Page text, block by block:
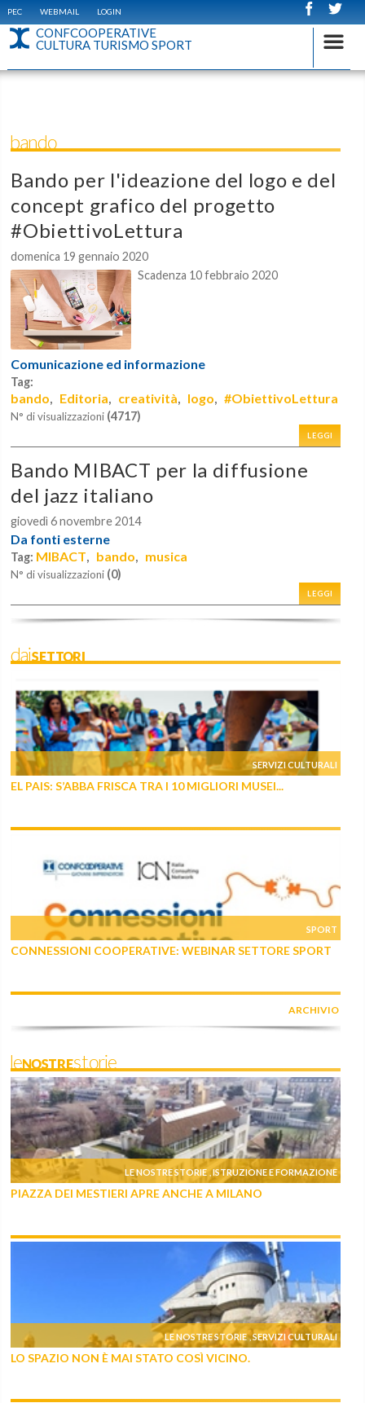
PEC WEBMAIL LOGIN
CONFCOOPERATIVE
CULTURA TURISMO SPORT
bando
Bando per l'ideazione del logo e del
concept grafico del progetto
#ObiettivoLettura
domenica 19 gennaio 2020
Scadenza 10 febbraio 2020
Comunicazione ed informazione
Tag:
bando, Editoria, creatività, logo,#ObiettivoLettura
N° di visualizzazioni (4717)
LEGGI
Bando MIBACT per la diffusione
del jazz italiano
giovedì 6 novembre 2014
Da fonti esterne
Tag: MIBACT, bando, musica
N° di visualizzazioni (0)
LEGGI
daiSETTORI
SERVIZI CULTURALI
EL PAIS: S’ABBA FRISCA TRA I 10 MIGLIORI MUSEI...
SPORT
CONNESSIONI COOPERATIVE: WEBINAR SETTORE SPORT
ARCHIVIO
leNOSTREstorie
LE NOSTRE STORIE , ISTRUZIONE E FORMAZIONE
PIAZZA DEI MESTIERI APRE ANCHE A MILANO
LE NOSTRE STORIE ,SERVIZI CULTURALI
LO SPAZIO NON È MAI STATO COSÌ VICINO.